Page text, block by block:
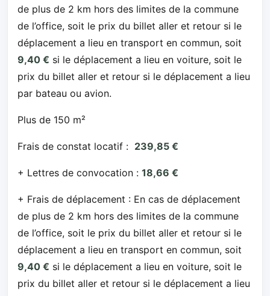
de plus de 2 km hors des limites de la commune
de l’office, soit le prix du billet aller et retour si le
déplacement a lieu en transport en commun, soit
9,40 € si le déplacement a lieu en voiture, soit le
prix du billet aller et retour si le déplacement a lieu
par bateau ou avion.
Plus de 150 m²
Frais de constat locatif : 239,85 €
+ Lettres de convocation : 18,66 €
+ Frais de déplacement : En cas de déplacement
de plus de 2 km hors des limites de la commune
de l’office, soit le prix du billet aller et retour si le
déplacement a lieu en transport en commun, soit
9,40 € si le déplacement a lieu en voiture, soit le
prix du billet aller et retour si le déplacement a lieu